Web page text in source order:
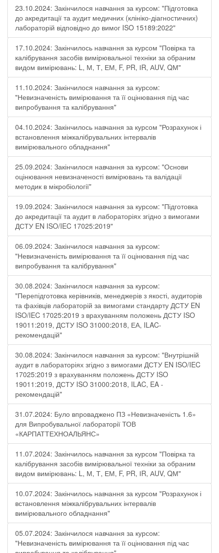
23.10.2024: Закінчилося навчання за курсом: "Підготовка
до акредитації та аудит медичних (клініко-діагностичних)
лабораторій відповідно до вимог ISO 15189:2022"
17.10.2024: Закінчилось навчання за курсом "Повірка та
калібрування засобів вимірювальної техніки за обраним
видом вимірювань: L, М, Т, ЕМ, F, РR, ІR, АUV, QМ"
11.10.2024: Закінчилося навчання за курсом:
"Невизначеність вимірювання та її оцінювання під час
випробування та калібрування"
04.10.2024: Закінчилось навчання за курсом "Розрахунок і
встановлення міжкалібрувальних інтервалів
вимірювального обладнання"
25.09.2024: Закінчилося навчання за курсом: "Основи
оцінювання невизначеності вимірювань та валідації
методик в мікробіології"
19.09.2024: Закінчилося навчання за курсом: "Підготовка
до акредитації та аудит в лабораторіях згідно з вимогами
ДСТУ EN ISO/IEC 17025:2019"
06.09.2024: Закінчилося навчання за курсом:
"Невизначеність вимірювання та її оцінювання під час
випробування та калібрування"
30.08.2024: Закінчилося навчання за курсом:
"Перепідготовка керівників, менеджерів з якості, аудиторів
та фахівців лабораторій за вимогами стандарту ДСТУ EN
ISO/IEC 17025:2019 з врахуванням положень ДСТУ ISO
19011:2019, ДСТУ ISO 31000:2018, ЕА, ILAC-
рекомендацій"
30.08.2024: Закінчилося навчання за курсом: "Внутрішній
аудит в лабораторіях згідно з вимогами ДСТУ EN ISO/IEC
17025:2019 з врахуванням положень ДСТУ ISO
19011:2019, ДСТУ ISO 31000:2018, ILAC, EA -
рекомендацій"
31.07.2024: Було впроваджено ПЗ «Невизначеність 1.6»
для Випробувальної лабораторії ТОВ
«КАРПАТТЕХНОАЛЬЯНС»
11.07.2024: Закінчилось навчання за курсом "Повірка та
калібрування засобів вимірювальної техніки за обраним
видом вимірювань: L, М, Т, ЕМ, F, РR, ІR, АUV, QМ"
10.07.2024: Закінчилось навчання за курсом "Розрахунок і
встановлення міжкалібрувальних інтервалів
вимірювального обладнання"
05.07.2024: Закінчилося навчання за курсом:
"Невизначеність вимірювання та її оцінювання під час